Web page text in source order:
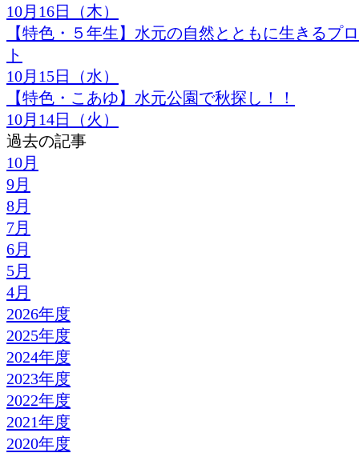
10月16日（木）
【特色・５年生】水元の自然とともに生きるプ
ト
10月15日（水）
【特色・こあゆ】水元公園で秋探し！！
10月14日（火）
過去の記事
10月
9月
8月
7月
6月
5月
4月
2026年度
2025年度
2024年度
2023年度
2022年度
2021年度
2020年度